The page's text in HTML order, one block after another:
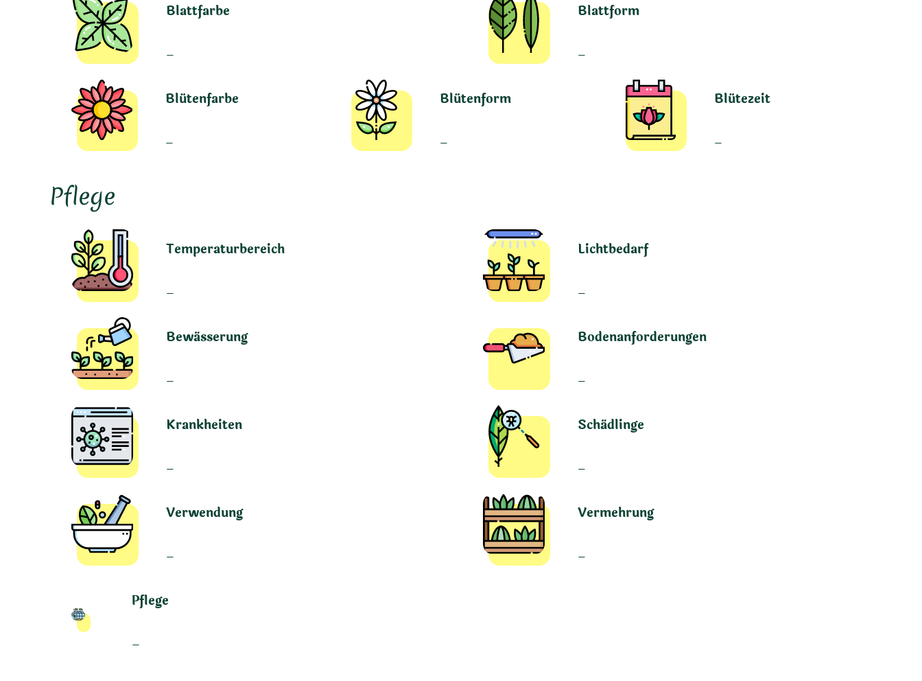
Blattfarbe
–
Blattform
–
Blütenfarbe
–
Blütenform
–
Blütezeit
–
Pflege
Temperaturbereich
–
Lichtbedarf
–
Bewässerung
–
Bodenanforderungen
–
Krankheiten
–
Schädlinge
–
Verwendung
–
Vermehrung
–
Pflege
–